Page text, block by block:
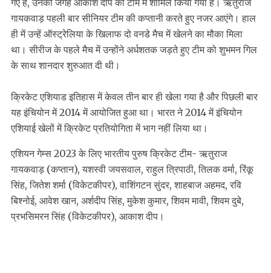
गए हैं, उनकी जगह आकाश दीप को टीम में शामिल किया गया है। ऋतुराज
गायकवाड़ पहली बार सीनियर टीम की कप्तानी करते हुए नजर आएंगे। हाल
ही में उन्हें ऑस्ट्रेलिया के खिलाफ दो वनडे मैच में खेलने का मौका मिला
था। सीरीज के पहले मैच में उन्होंने अर्धशतक जड़ते हुए टीम को शुभमन गिल
के साथ शानदार शुरुआत दी थी।
क्रिकेट एशियाड इतिहास में केवल तीन बार ही खेला गया है और पिछली बार
यह इंचियोन में 2014 में आयोजित हुआ था। भारत ने 2014 में इंचियोन
एशियाई खेलों में क्रिकेट प्रतियोगिता में भाग नहीं लिया था।
एशियन गेम्स 2023 के लिए भारतीय पुरुष क्रिकेट टीम- ऋतुराज
गायकवाड़ (कप्तान), यशस्वी जयसवाल, राहुल त्रिपाठी, तिलक वर्मा, रिंकू
सिंह, जितेश शर्मा (विकेटकीपर), वाशिंगटन सुंदर, शाहबाज अहमद, रवि
बिश्नोई, आवेश खान, अर्शदीप सिंह, मुकेश कुमार, शिवम मावी, शिवम दुबे,
प्रभसिमरन सिंह (विकेटकीपर), आकाश दीप।